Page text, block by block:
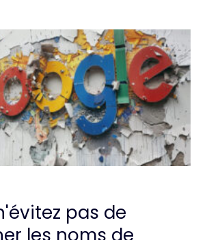
pas de